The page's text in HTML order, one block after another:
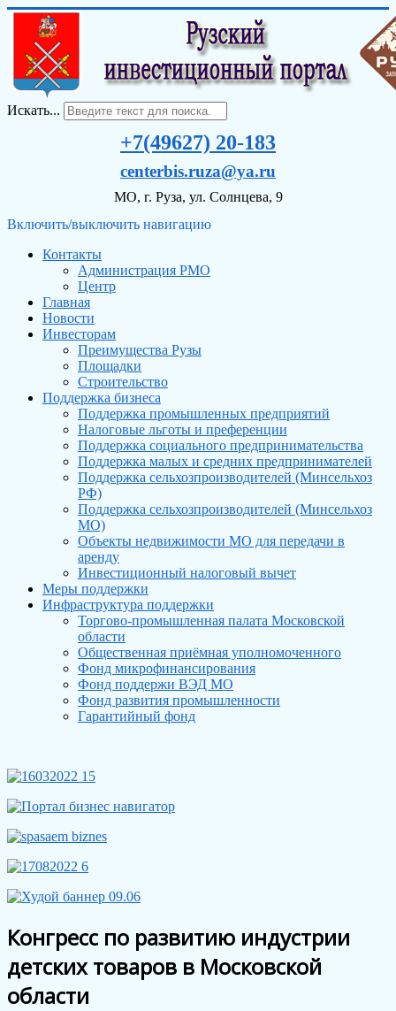
Искать...
+7(49627) 20-183
centerbis.ruza@ya.ru
МО, г. Руза, ул. Солнцева, 9
Включить/выключить навигацию
Контакты
Администрация РМО
Центр
Главная
Новости
Инвесторам
Преимущества Рузы
Площадки
Строительство
Поддержка бизнеса
Поддержка промышленных предприятий
Налоговые льготы и преференции
Поддержка социального предпринимательства
Поддержка малых и средних предпринимателей
Поддержка сельхозпроизводителей (Минсельхоз
РФ)
Поддержка сельхозпроизводителей (Минсельхоз
МО)
Объекты недвижимости МО для передачи в
аренду
Инвестиционный налоговый вычет
Меры поддержки
Инфраструктура поддержки
Торгово-промышленная палата Московской
области
Общественная приёмная уполномоченного
Фонд микрофинансирования
Фонд поддержи ВЭД МО
Фонд развития промышленности
Гарантийный фонд
Конгресс по развитию индустрии
детских товаров в Московской
области